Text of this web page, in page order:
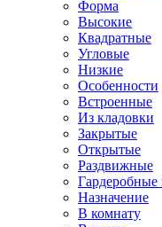
Форма
Высокие
Квадратные
Угловые
Низкие
Особенности
Встроенные
Из кладовки
Закрытые
Открытые
Раздвижные
Назначение
В комнату